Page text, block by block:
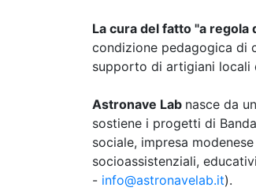
La cura del fatto "a regola
condizione pedagogica di
supporto di artigiani
Astronave Lab nasce da
sostiene i progetti di
sociale, impresa
socioassistenziali,
- info@astronavelab.it).